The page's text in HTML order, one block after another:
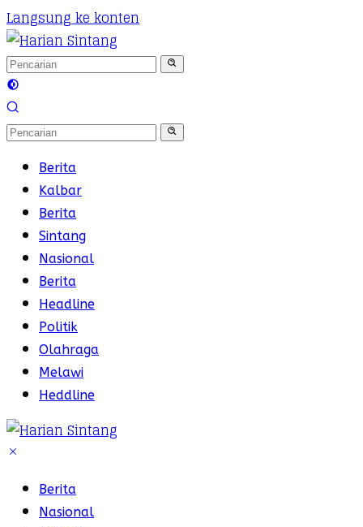
Langsung ke konten
Berita
Kalbar
Berita
Sintang
Nasional
Berita
Headline
Politik
Olahraga
Melawi
Heddline
Berita
Nasional